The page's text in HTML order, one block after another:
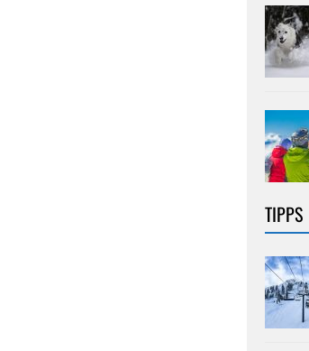
TIPPS